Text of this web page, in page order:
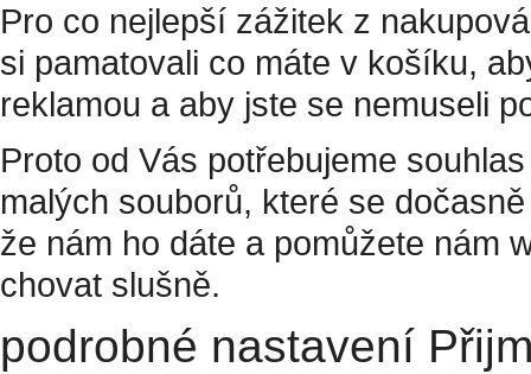
Pro co nejlepší zážitek z
si pamatovali co máte v košíku,
reklamou a aby jste se nemuseli
Proto od Vás potřebujeme
malých souborů, které se
že nám ho dáte a pomůžete nám
chovat slušně.
podrobné nastavení